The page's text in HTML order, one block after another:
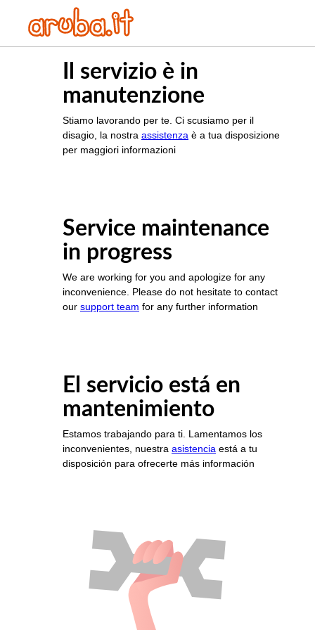
Il servizio è in
manutenzione
Stiamo lavorando per te. Ci scusiamo per il
disagio, la nostra assistenza è a tua disposizione
per maggiori informazioni
Service maintenance
in progress
We are working for you and apologize for any
inconvenience. Please do not hesitate to contact
our support team for any further information
El servicio está en
mantenimiento
Estamos trabajando para ti. Lamentamos los
inconvenientes, nuestra asistencia está a tu
disposición para ofrecerte más información